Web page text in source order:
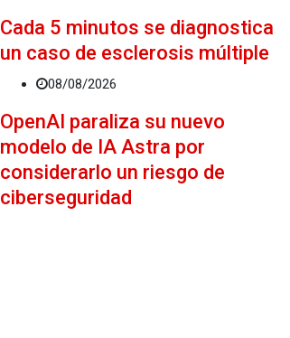
Cada 5 minutos se diagnostica
un caso de esclerosis múltiple
08/08/2026
OpenAI paraliza su nuevo
modelo de IA Astra por
considerarlo un riesgo de
ciberseguridad